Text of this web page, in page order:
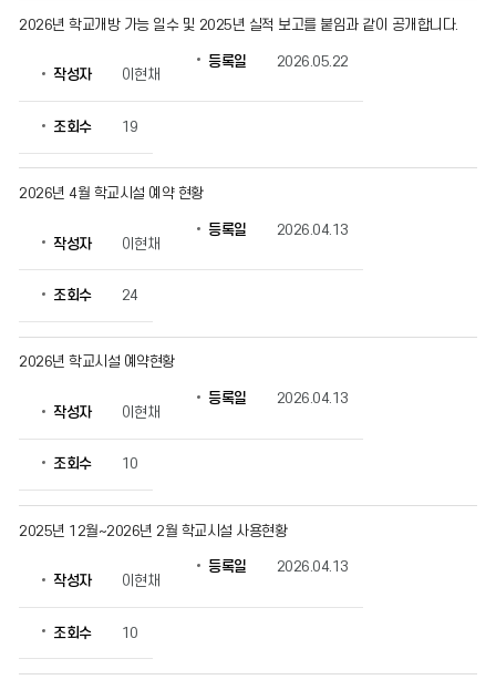
록
수
니
다.
2026년 학교개방 가능 일수 및 2025년 실적 보고를 붙임과 같이 공개합니다.
작성자 이현채
등록일 2026.05.22
조회수 19
2026년 4월 학교시설 예약 현황
작성자 이현채
등록일 2026.04.13
조회수 24
2026년 학교시설 예약현황
작성자 이현채
등록일 2026.04.13
조회수 10
2025년 12월~2026년 2월 학교시설 사용현황
작성자 이현채
등록일 2026.04.13
조회수 10